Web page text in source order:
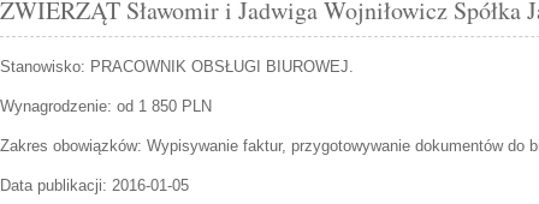
ZWIERZĄT Sławomir i Jadwiga Wojniłowicz Spółka
Stanowisko: PRACOWNIK OBSŁUGI BIUROWEJ.
Wynagrodzenie: od 1 850 PLN
Zakres obowiązków: Wypisywanie faktur, przygotowywanie dokumentów do
Data publikacji: 2016-01-05